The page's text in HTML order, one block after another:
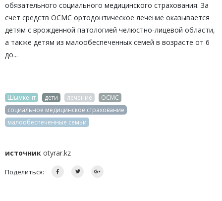
обязательного социального медицинского страхования. За
счет средств ОСМС ортодонтическое лечение оказывается
детям с врожденной патологией челюстно-лицевой области,
а также детям из малообеспеченных семей в возрасте от 6
до...
Шымкент дети лечение
ОСМС
социальное медицинское страхование
малообеспеченные семьи
источник otyrar.kz
Поделиться: